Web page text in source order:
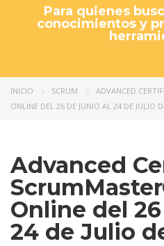
Para quienes
conocimientos y
INICIO SCRUM
ADVANCED
ONLINE DEL 26 DE JUNIO AL 24 DE JULIO
Advanced
Online del
24 de Julio